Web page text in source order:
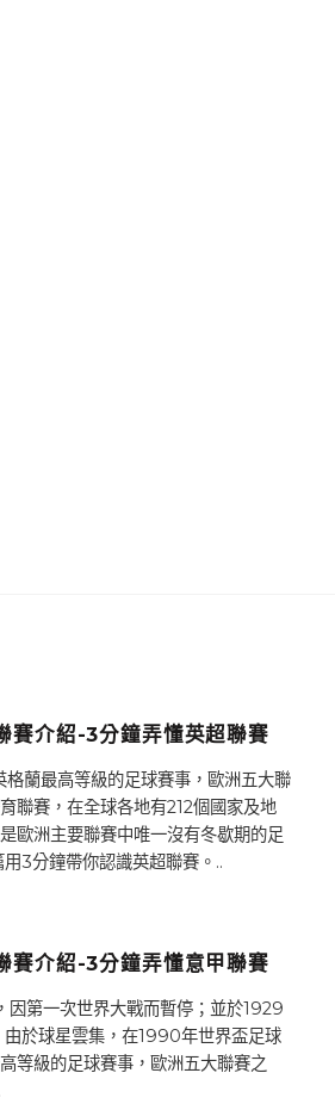
賽介紹-3分鐘弄懂英超聯賽
蘭最高等級的足球賽事，歐洲五大聯
聯賽，在全球各地有212個國家及地
歐洲主要聯賽中唯一沒有冬歇期的足
3分鐘帶你認識英超聯賽。..
賽介紹-3分鐘弄懂意甲聯賽
第一次世界大戰而暫停；並於1929
於球星雲集，在1990年世界盃足球
等級的足球賽事，歐洲五大聯賽之